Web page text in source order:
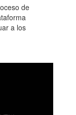
de
a los